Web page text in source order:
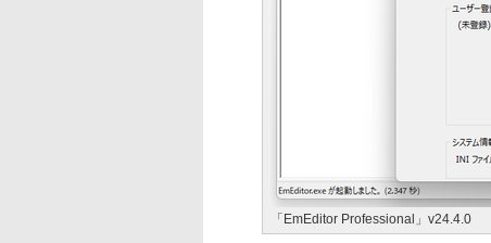
「EmEditor Professional」v24.4.0